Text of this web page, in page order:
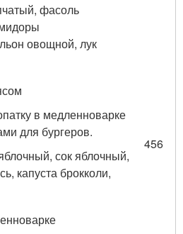
фасоль
овощной, лук
в медленноварке
для бургеров.
сок яблочный,
капуста брокколи,
456